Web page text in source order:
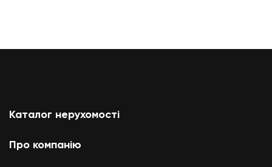
Каталог нерухомості
Про компанію